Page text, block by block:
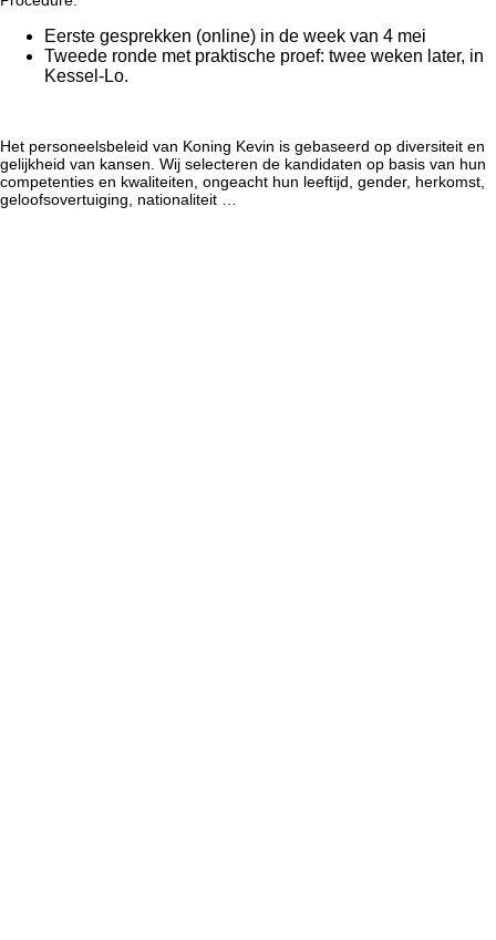
Eerste gesprekken (online) in de week van 4 mei
Tweede ronde met praktische proef: twee weken later, in
Kessel-Lo.
Het personeelsbeleid van Koning Kevin is gebaseerd op diversiteit en
gelijkheid van kansen. Wij selecteren de kandidaten op basis van hun
competenties en kwaliteiten, ongeacht hun leeftijd, gender, herkomst,
geloofsovertuiging, nationaliteit …